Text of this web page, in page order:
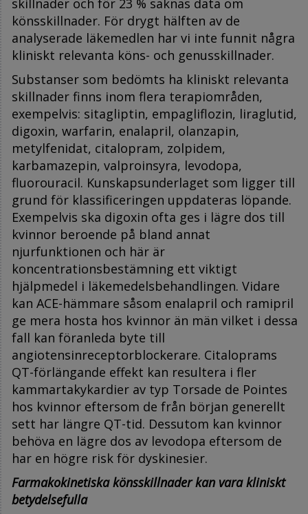
skillnader och för 23 % saknas data om
könsskillnader. För drygt hälften av de
analyserade läkemedlen har vi inte funnit några
kliniskt relevanta köns- och genusskillnader.
Substanser som bedömts ha kliniskt relevanta
skillnader finns inom flera terapiområden,
exempelvis: sitagliptin, empagliflozin, liraglutid,
digoxin, warfarin, enalapril, olanzapin,
metylfenidat, citalopram, zolpidem,
karbamazepin, valproinsyra, levodopa,
fluorouracil. Kunskapsunderlaget som ligger till
grund för klassificeringen uppdateras löpande.
Exempelvis ska digoxin ofta ges i lägre dos till
kvinnor beroende på bland annat
njurfunktionen och här är
koncentrationsbestämning ett viktigt
hjälpmedel i läkemedelsbehandlingen. Vidare
kan ACE-hämmare såsom enalapril och ramipril
ge mera hosta hos kvinnor än män vilket i dessa
fall kan föranleda byte till
angiotensinreceptorblockerare. Citaloprams
QT-förlängande effekt kan resultera i fler
kammartakykardier av typ Torsade de Pointes
hos kvinnor eftersom de från början generellt
sett har längre QT-tid. Dessutom kan kvinnor
behöva en lägre dos av levodopa eftersom de
har en högre risk för dyskinesier.
Farmakokinetiska könsskillnader kan vara kliniskt
betydelsefulla